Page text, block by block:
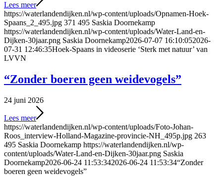
Lees meer
https://waterlandendijken.nl/wp-content/uploads/Opnamen-Hoek-
Spaans_2_495.jpg 371 495 Saskia Doornekamp
https://waterlandendijken.nl/wp-content/uploads/Water-Land-en-
Dijken-30jaar.png Saskia Doornekamp2026-07-07 16:10:052026-
07-31 12:46:35Hoek-Spaans in videoserie ‘Sterk met natuur’ van
LVVN
“Zonder boeren geen weidevogels”
24 juni 2026
Lees meer
https://waterlandendijken.nl/wp-content/uploads/Foto-Johan-
Roos_interview-Holland-Magazine-provincie-NH_495p.jpg 263
495 Saskia Doornekamp https://waterlandendijken.nl/wp-
content/uploads/Water-Land-en-Dijken-30jaar.png Saskia
Doornekamp2026-06-24 11:53:342026-06-24 11:53:34“Zonder
boeren geen weidevogels”